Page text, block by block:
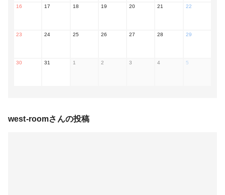
16 17 18 19 20 21 22
23 24 25 26 27 28 29
30 31 1 2 3 4 5
west-roomさんの投稿